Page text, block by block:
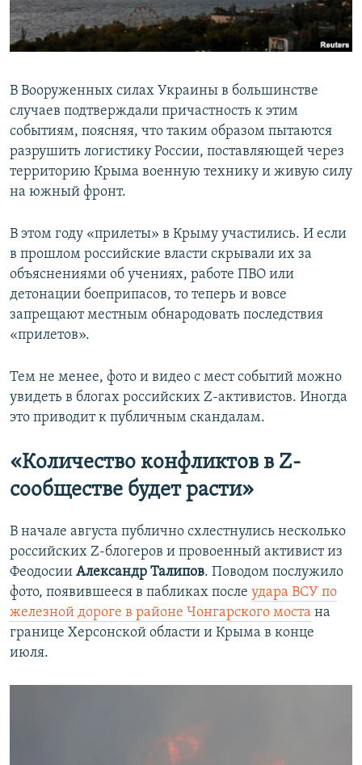
В Вооруженных силах Украины в большинстве
случаев подтверждали причастность к этим
событиям, поясняя, что таким образом пытаются
разрушить логистику России, поставляющей через
территорию Крыма военную технику и живую силу
на южный фронт.
В этом году «прилеты» в Крыму участились. И если
в прошлом российские власти скрывали их за
объяснениями об учениях, работе ПВО или
детонации боеприпасов, то теперь и вовсе
запрещают местным обнародовать последствия
«прилетов».
Тем не менее, фото и видео с мест событий можно
увидеть в блогах российских Z-активистов. Иногда
это приводит к публичным скандалам.
«Количество конфликтов в Z-
сообществе будет расти»
В начале августа публично схлестнулись несколько
российских Z-блогеров и провоенный активист из
Феодосии Александр Талипов. Поводом послужило
фото, появившееся в пабликах после удара ВСУ по
железной дороге в районе Чонгарского моста на
границе Херсонской области и Крыма в конце
июля.